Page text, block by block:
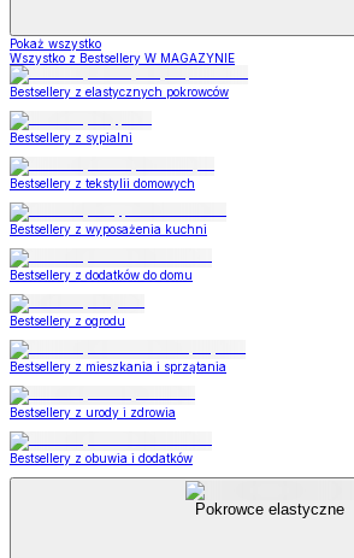
Pokaż wszystko
Wszystko z Bestsellery W MAGAZYNIE
Bestsellery z elastycznych pokrowców
Bestsellery z sypialni
Bestsellery z tekstylii domowych
Bestsellery z wyposażenia kuchni
Bestsellery z dodatków do domu
Bestsellery z ogrodu
Bestsellery z mieszkania i sprzątania
Bestsellery z urody i zdrowia
Bestsellery z obuwia i dodatków
Pokrowce elastyczne